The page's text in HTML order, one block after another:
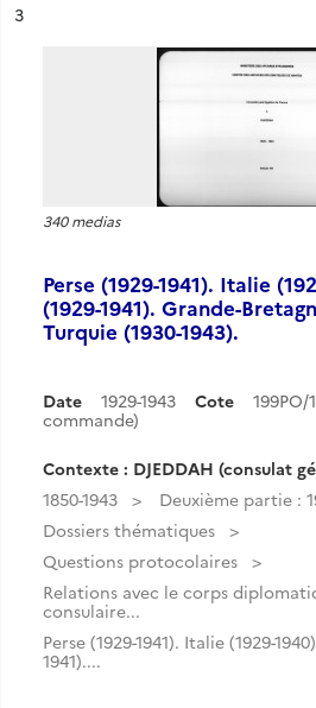
n°
3
340 medias
Perse (1929-1941). Italie
(1929-1941). Grande-
Turquie (1930-1943).
Date 1929-1943 Cote
199PO/
commande)
Contexte : DJEDDAH (consulat
1850-1943
Deuxième partie :
Dossiers thématiques
Questions protocolaires
Relations avec le corps
consulaire...
Perse (1929-1941). Italie (1929-
1941)....